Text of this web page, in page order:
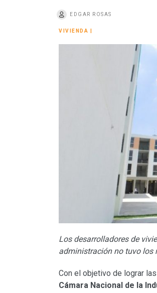
EDGAR ROSAS
VIVIENDA
Los desarrolladores de
administración no tuvo los
Con el objetivo de lograr
Cámara Nacional de la